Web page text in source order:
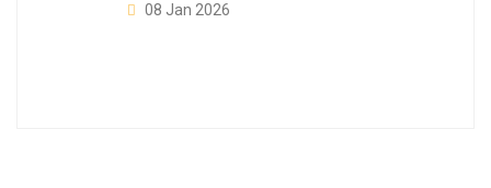
08 Jan 2026